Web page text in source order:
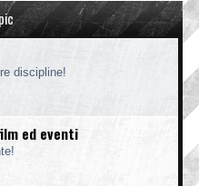
discipline!
ed eventi